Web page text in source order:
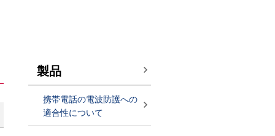
製品
携帯電話の電波防護への
適合性について